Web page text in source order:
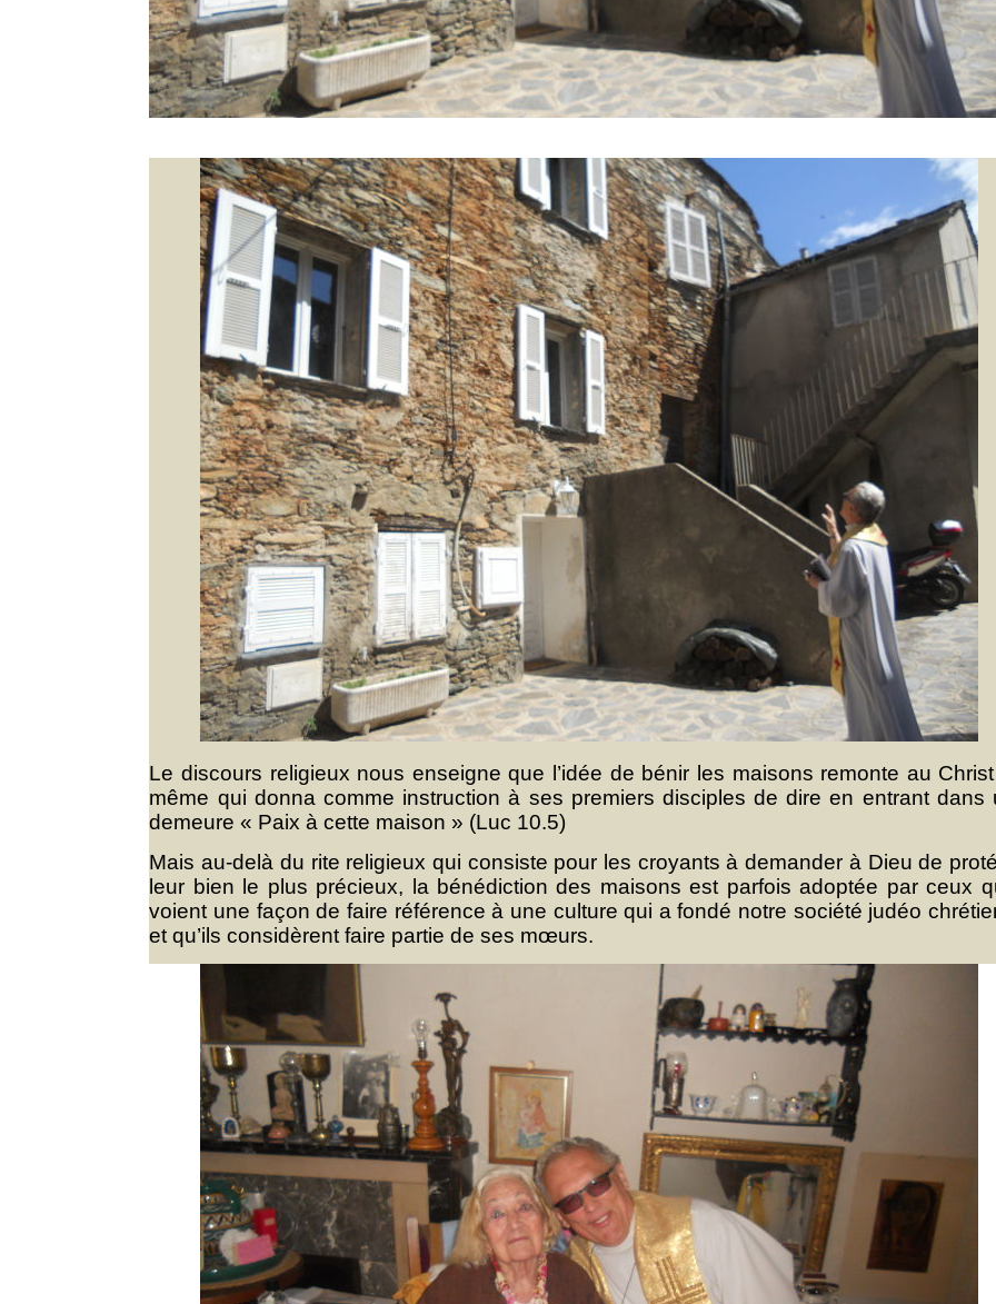
Le discours religieux nous enseigne que l’idée de bénir les maisons remonte au
même qui donna comme instruction à ses premiers disciples de dire en entrant dans
demeure « Paix à cette maison » (Luc 10.5)
Mais au-delà du rite religieux qui consiste pour les croyants à demander à Dieu de
leur bien le plus précieux, la bénédiction des maisons est parfois adoptée par ceux
voient une façon de faire référence à une culture qui a fondé notre société judéo
et qu’ils considèrent faire partie de ses mœurs.